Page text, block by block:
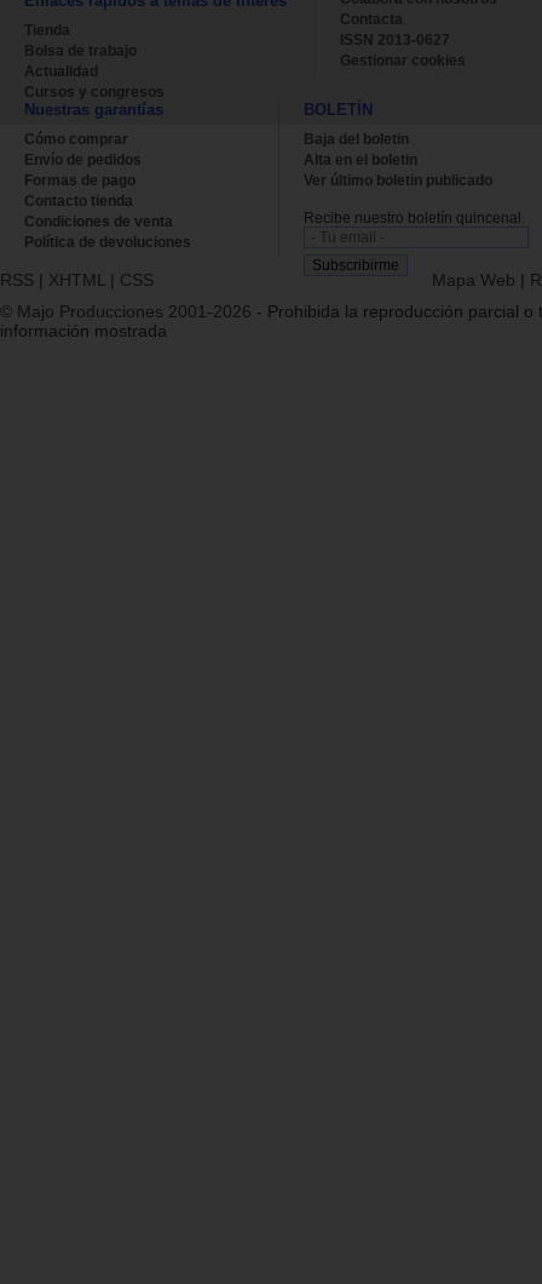
Tienda
Bolsa de trabajo
Actualidad
Cursos y congresos
Contacta
ISSN 2013-0627
Gestionar cookies
Nuestras garantías
Cómo comprar
Envío de pedidos
Formas de pago
Contacto tienda
Condiciones de venta
Política de devoluciones
BOLETÍN
Baja del boletin
Alta en el boletin
Ver último boletin publicado
Recibe nuestro boletín quincenal.
RSS | XHTML | CSS Mapa Web |
© Majo Producciones 2001-2026 - Prohibida la reproducción parcial o
información mostrada